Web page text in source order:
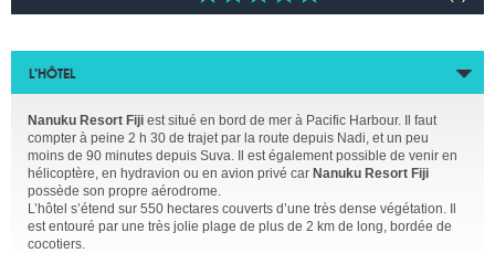
L’HÔTEL
Nanuku Resort Fiji est situé en bord de mer à Pacific Harbour. Il faut
compter à peine 2 h 30 de trajet par la route depuis Nadi, et un peu
moins de 90 minutes depuis Suva. Il est également possible de venir en
hélicoptère, en hydravion ou en avion privé car Nanuku Resort Fiji
possède son propre aérodrome.
L’hôtel s’étend sur 550 hectares couverts d’une très dense végétation. Il
est entouré par une très jolie plage de plus de 2 km de long, bordée de
cocotiers.